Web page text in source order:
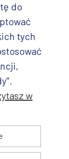
do
tych
w